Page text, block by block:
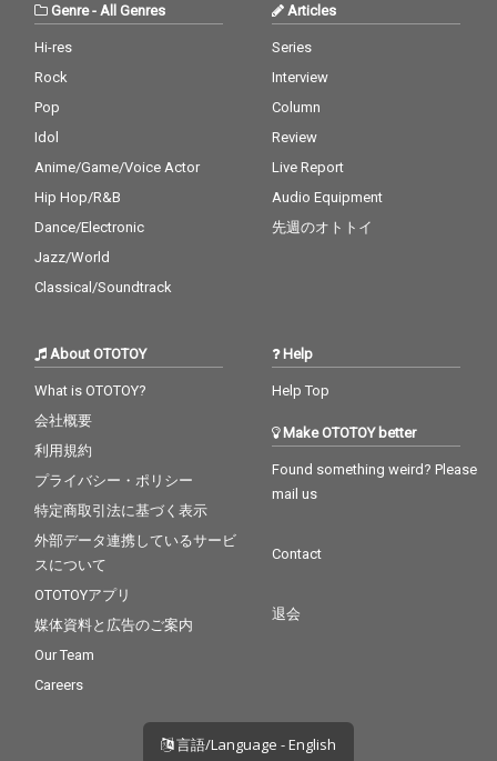
Genre- All Genres
Hi-res
Rock
Pop
Idol
Anime/Game/Voice Actor
Hip Hop/R&B
Dance/Electronic
Jazz/World
Classical/Soundtrack
Articles
Series
Interview
Column
Review
Live Report
Audio Equipment
先週のオトトイ
About OTOTOY
What is OTOTOY?
会社概要
利用規約
プライバシー・ポリシー
特定商取引法に基づく表示
外部データ連携しているサービ
スについて
OTOTOYアプリ
媒体資料と広告のご案内
Our Team
Careers
Help
Help Top
Make OTOTOY better
Found something weird? Please
mail us
Contact
退会
言語/Language - English